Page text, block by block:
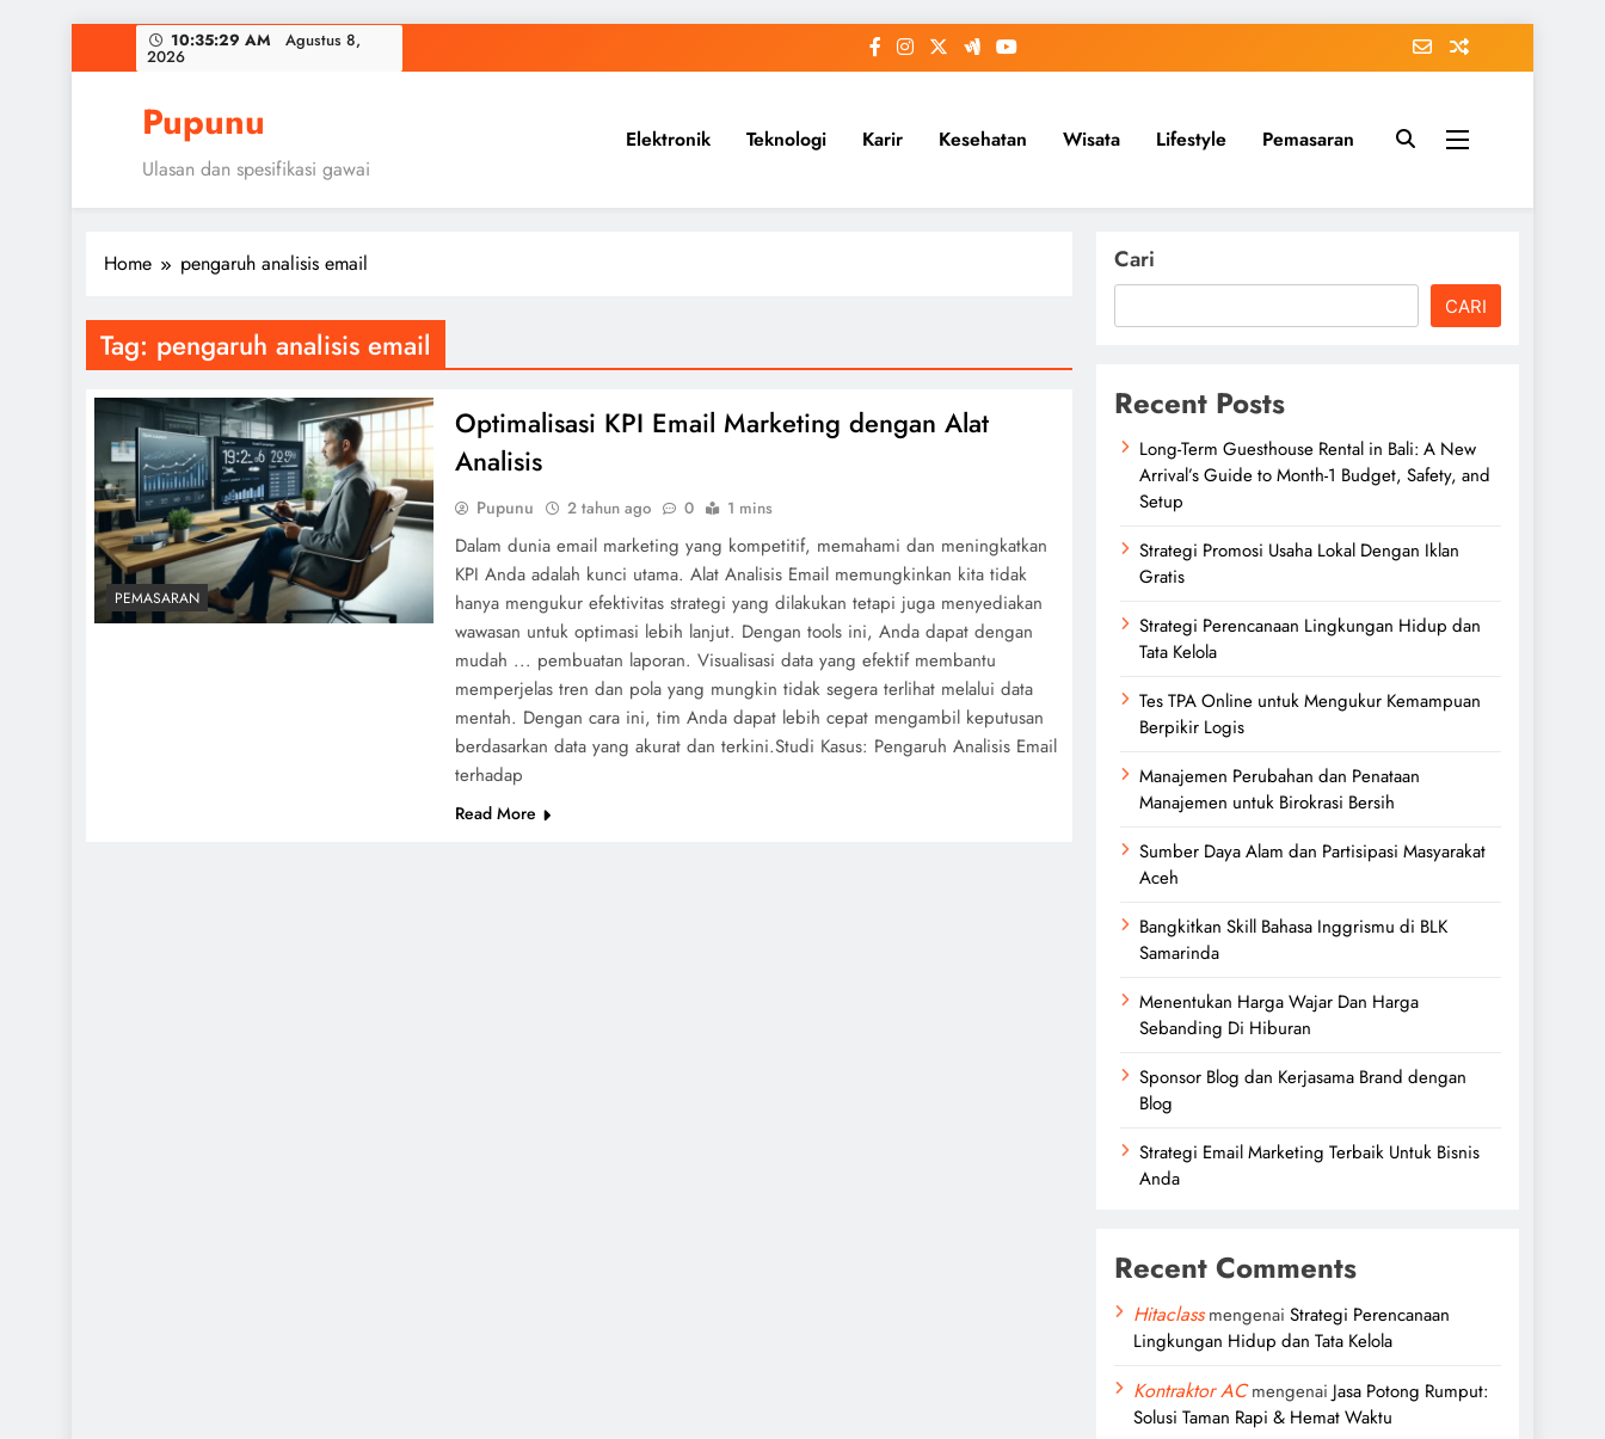
to
10:35:30 AM Agustus 8,
2026
Pupunu
Ulasan dan spesifikasi gawai
Elektronik Teknologi Karir Kesehatan Wisata Lifestyle Pemasaran
Home pengaruh analisis email
Tag: pengaruh analisis email
PEMASARAN
Optimalisasi KPI Email Marketing dengan Alat
Analisis
Pupunu 2 tahun ago 0 1 mins
Dalam dunia email marketing yang kompetitif, memahami dan meningkatkan
KPI Anda adalah kunci utama. Alat Analisis Email memungkinkan kita tidak
hanya mengukur efektivitas strategi yang dilakukan tetapi juga menyediakan
wawasan untuk optimasi lebih lanjut. Dengan tools ini, Anda dapat dengan
mudah ... pembuatan laporan. Visualisasi data yang efektif membantu
memperjelas tren dan pola yang mungkin tidak segera terlihat melalui data
mentah. Dengan cara ini, tim Anda dapat lebih cepat mengambil keputusan
berdasarkan data yang akurat dan terkini.Studi Kasus: Pengaruh Analisis Email
terhadap
Read More
Cari
CARI
Recent Posts
Long-Term Guesthouse Rental in Bali: A New
Arrival’s Guide to Month-1 Budget, Safety, and
Setup
Strategi Promosi Usaha Lokal Dengan Iklan
Gratis
Strategi Perencanaan Lingkungan Hidup dan
Tata Kelola
Tes TPA Online untuk Mengukur Kemampuan
Berpikir Logis
Manajemen Perubahan dan Penataan
Manajemen untuk Birokrasi Bersih
Sumber Daya Alam dan Partisipasi Masyarakat
Aceh
Bangkitkan Skill Bahasa Inggrismu di BLK
Samarinda
Menentukan Harga Wajar Dan Harga
Sebanding Di Hiburan
Sponsor Blog dan Kerjasama Brand dengan
Blog
Strategi Email Marketing Terbaik Untuk Bisnis
Anda
Recent Comments
Hitaclassmengenai Strategi Perencanaan
Lingkungan Hidup dan Tata Kelola
Kontraktor ACmengenai Jasa Potong Rumput:
Solusi Taman Rapi & Hemat Waktu